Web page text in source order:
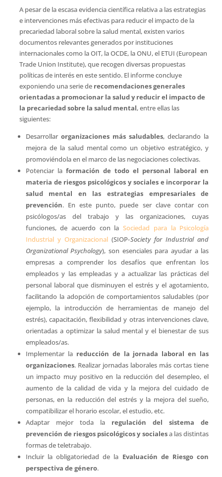
A pesar de la escasa evidencia científica relativa a las estrategias
e intervenciones más efectivas para reducir el impacto de la
precariedad laboral sobre la salud mental, existen varios
documentos relevantes generados por instituciones
internacionales como la OIT, la OCDE, la ONU, el ETUI (European
Trade Union Institute), que recogen diversas propuestas
políticas de interés en este sentido. El informe concluye
exponiendo una serie de recomendaciones generales
orientadas a promocionar la salud y reducir el impacto de
la precariedad sobre la salud mental, entre ellas las
siguientes:
Desarrollar organizaciones más saludables, declarando la
mejora de la salud mental como un objetivo estratégico, y
promoviéndola en el marco de las negociaciones colectivas.
Potenciar la formación de todo el personal laboral en
materia de riesgos psicológicos y sociales e incorporar la
salud mental en las estrategias empresariales de
prevención. En este punto, puede ser clave contar con
psicólogos/as del trabajo y las organizaciones, cuyas
funciones, de acuerdo con laSociedad para la Psicología
Industrial y Organizacional (SIOP-Society for Industrial and
Organizational Psychology), son esenciales para ayudar a las
empresas a comprender los desafíos que enfrentan los
empleados y las empleadas y a actualizar las prácticas del
personal laboral que disminuyen el estrés y el agotamiento,
facilitando la adopción de comportamientos saludables (por
ejemplo, la introducción de herramientas de manejo del
estrés), capacitación, flexibilidad y otras intervenciones clave,
orientadas a optimizar la salud mental y el bienestar de sus
empleados/as.
Implementar la reducción de la jornada laboral en las
organizaciones. Realizar jornadas laborales más cortas tiene
un impacto muy positivo en la reducción del desempleo, el
aumento de la calidad de vida y la mejora del cuidado de
personas, en la reducción del estrés y la mejora del sueño,
compatibilizar el horario escolar, el estudio, etc.
Adaptar mejor toda la regulación del sistema de
prevención de riesgos psicológicos y socialesa las distintas
formas de teletrabajo.
Incluir la obligatoriedad de la Evaluación de Riesgo con
perspectiva de género.